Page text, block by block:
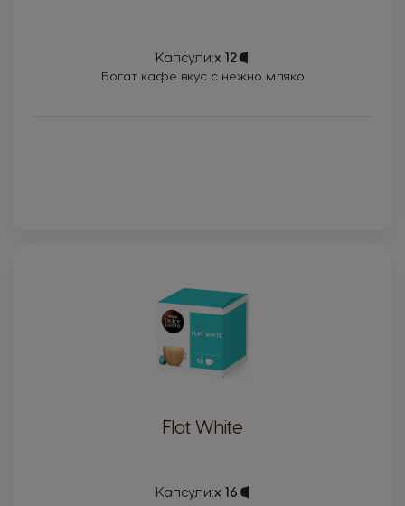
Капсули:x 12
Icon
Богат кафе вкус с нежно мляко
Flat White
Капсули:x 16
Capsule